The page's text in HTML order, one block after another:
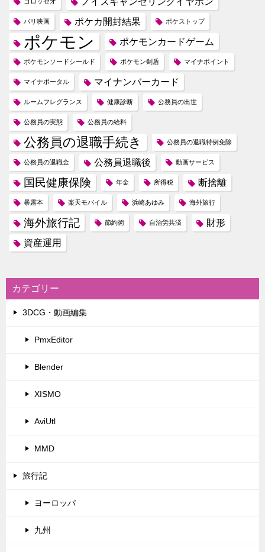
パリ映画 ポケカ開封結果 ポケストップ
ポケモン ポケモンカードゲーム
ポケモンソードシールド ポケモン剣盾 マイナポイント
マイナポータル マイナンバーカード
ルームフレグランス 健康診断 公務員の出世
公務員の実態 公務員の給料
公務員の退職手続き 公務員の退職特例免除
公務員の退職金 公務員退職後 動画サービス
国民健康保険 年金 所得税 断捨離
暴露本 楽天モバイル 浜崎あゆみ 海外旅行
海外旅行記 節約術 自治労共済
財形
資産運用
カテゴリー
3DCG・動画編集
PmxEditor
Blender
XISMO
AviUtl
MMD
旅行記
ヨーロッパ
九州